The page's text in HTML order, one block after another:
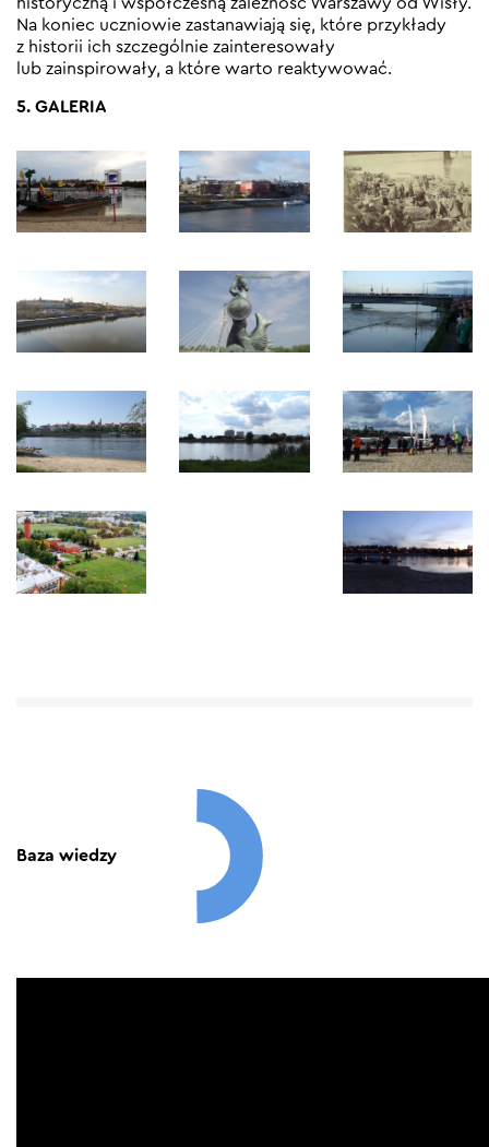
Na koniec uczniowie zastanawiają się, które przykłady
z historii ich szczególnie zainteresowały
lub zainspirowały, a które warto reaktywować.
5. GALERIA
Baza wiedzy